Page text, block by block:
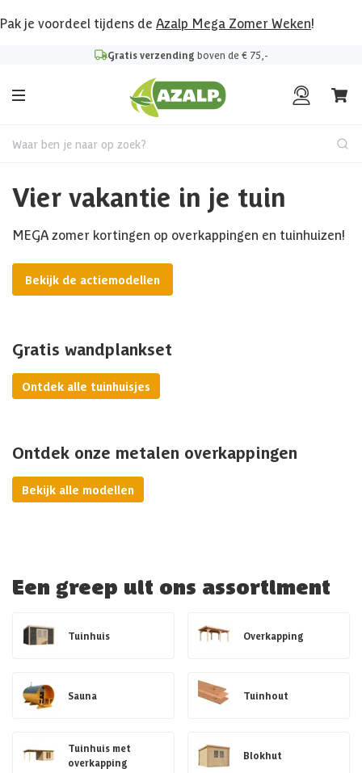
Pak je voordeel tijdens de Azalp Mega Zomer Weken!
Gratis verzending boven de € 75,-
Waar ben je naar op zoek?
Vier vakantie in je tuin
MEGA zomer kortingen op overkappingen en tuinhuizen!
Bekijk de actiemodellen
Gratis wandplankset
Ontdek alle tuinhuisjes
Ontdek onze metalen overkappingen
Bekijk alle modellen
Een greep uit ons assortiment
Tuinhuis Overkapping
Sauna Tuinhout
Tuinhuis met
overkapping
Blokhut